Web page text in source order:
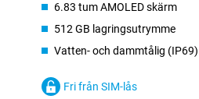
6.83 tum AMOLED skärm
512 GB lagringsutrymme
Vatten- och dammtålig (IP69)
Fri från SIM-lås